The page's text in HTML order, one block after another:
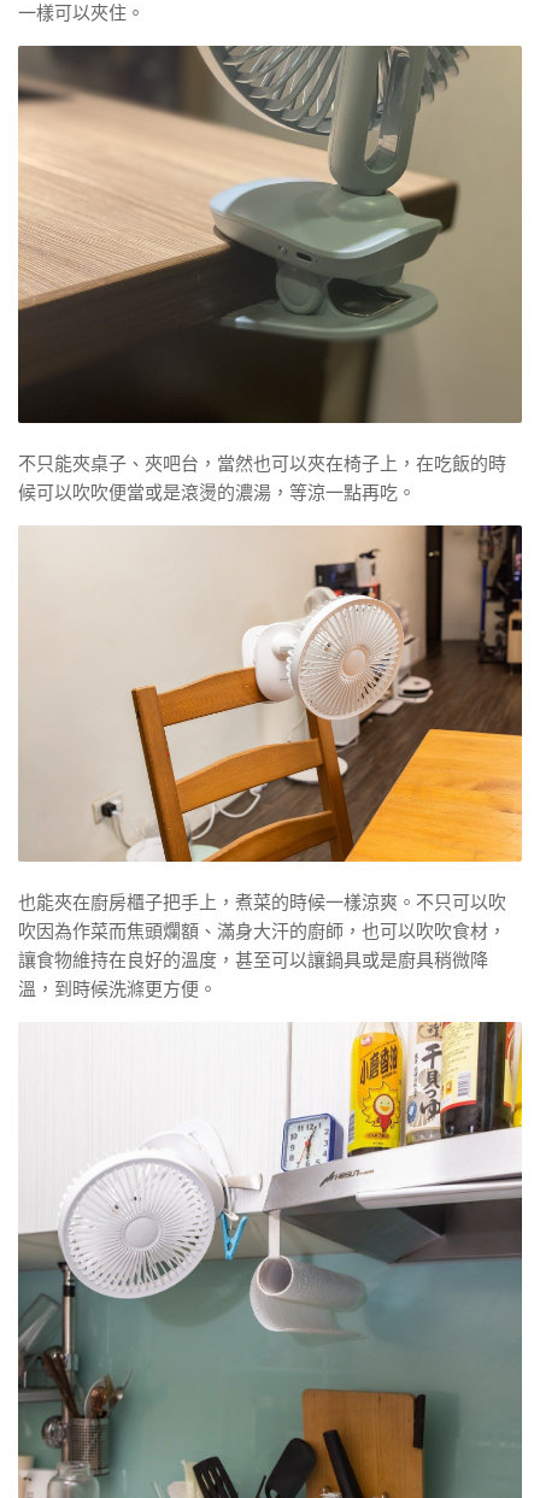
一樣可以夾住。
不只能夾桌子、夾吧台，當然也可以夾在椅子上，在吃飯的時
候可以吹吹便當或是滾燙的濃湯，等涼一點再吃。
也能夾在廚房櫃子把手上，煮菜的時候一樣涼爽。不只可以吹
吹因為作菜而焦頭爛額、滿身大汗的廚師，也可以吹吹食材，
讓食物維持在良好的溫度，甚至可以讓鍋具或是廚具稍微降
溫，到時候洗滌更方便。